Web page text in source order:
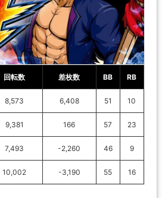
回転数 差枚数 BB RB
8,573 6,408 51 10
9,381 166 57 23
7,493 -2,260 46 9
10,002 -3,190 55 16